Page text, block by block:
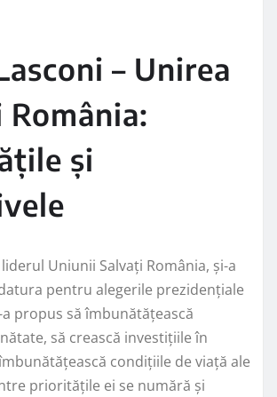
– Unirea
România:
și
Uniunii Salvați România, și-a
pentru alegerile prezidențiale
a propus să îmbunătățească
să crească investițiile în
condițiile de viață ale
prioritățile ei se numără și